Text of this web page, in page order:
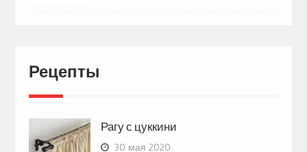
Рецепты
Рагу с цуккини
30 мая 2020